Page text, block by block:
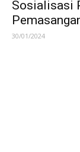
Sosialisasi
30/01/2024